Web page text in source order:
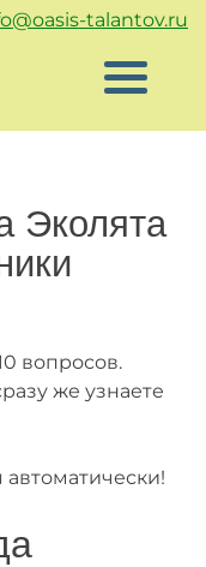
talantov.ru
Эколята
вопросов.
же узнаете